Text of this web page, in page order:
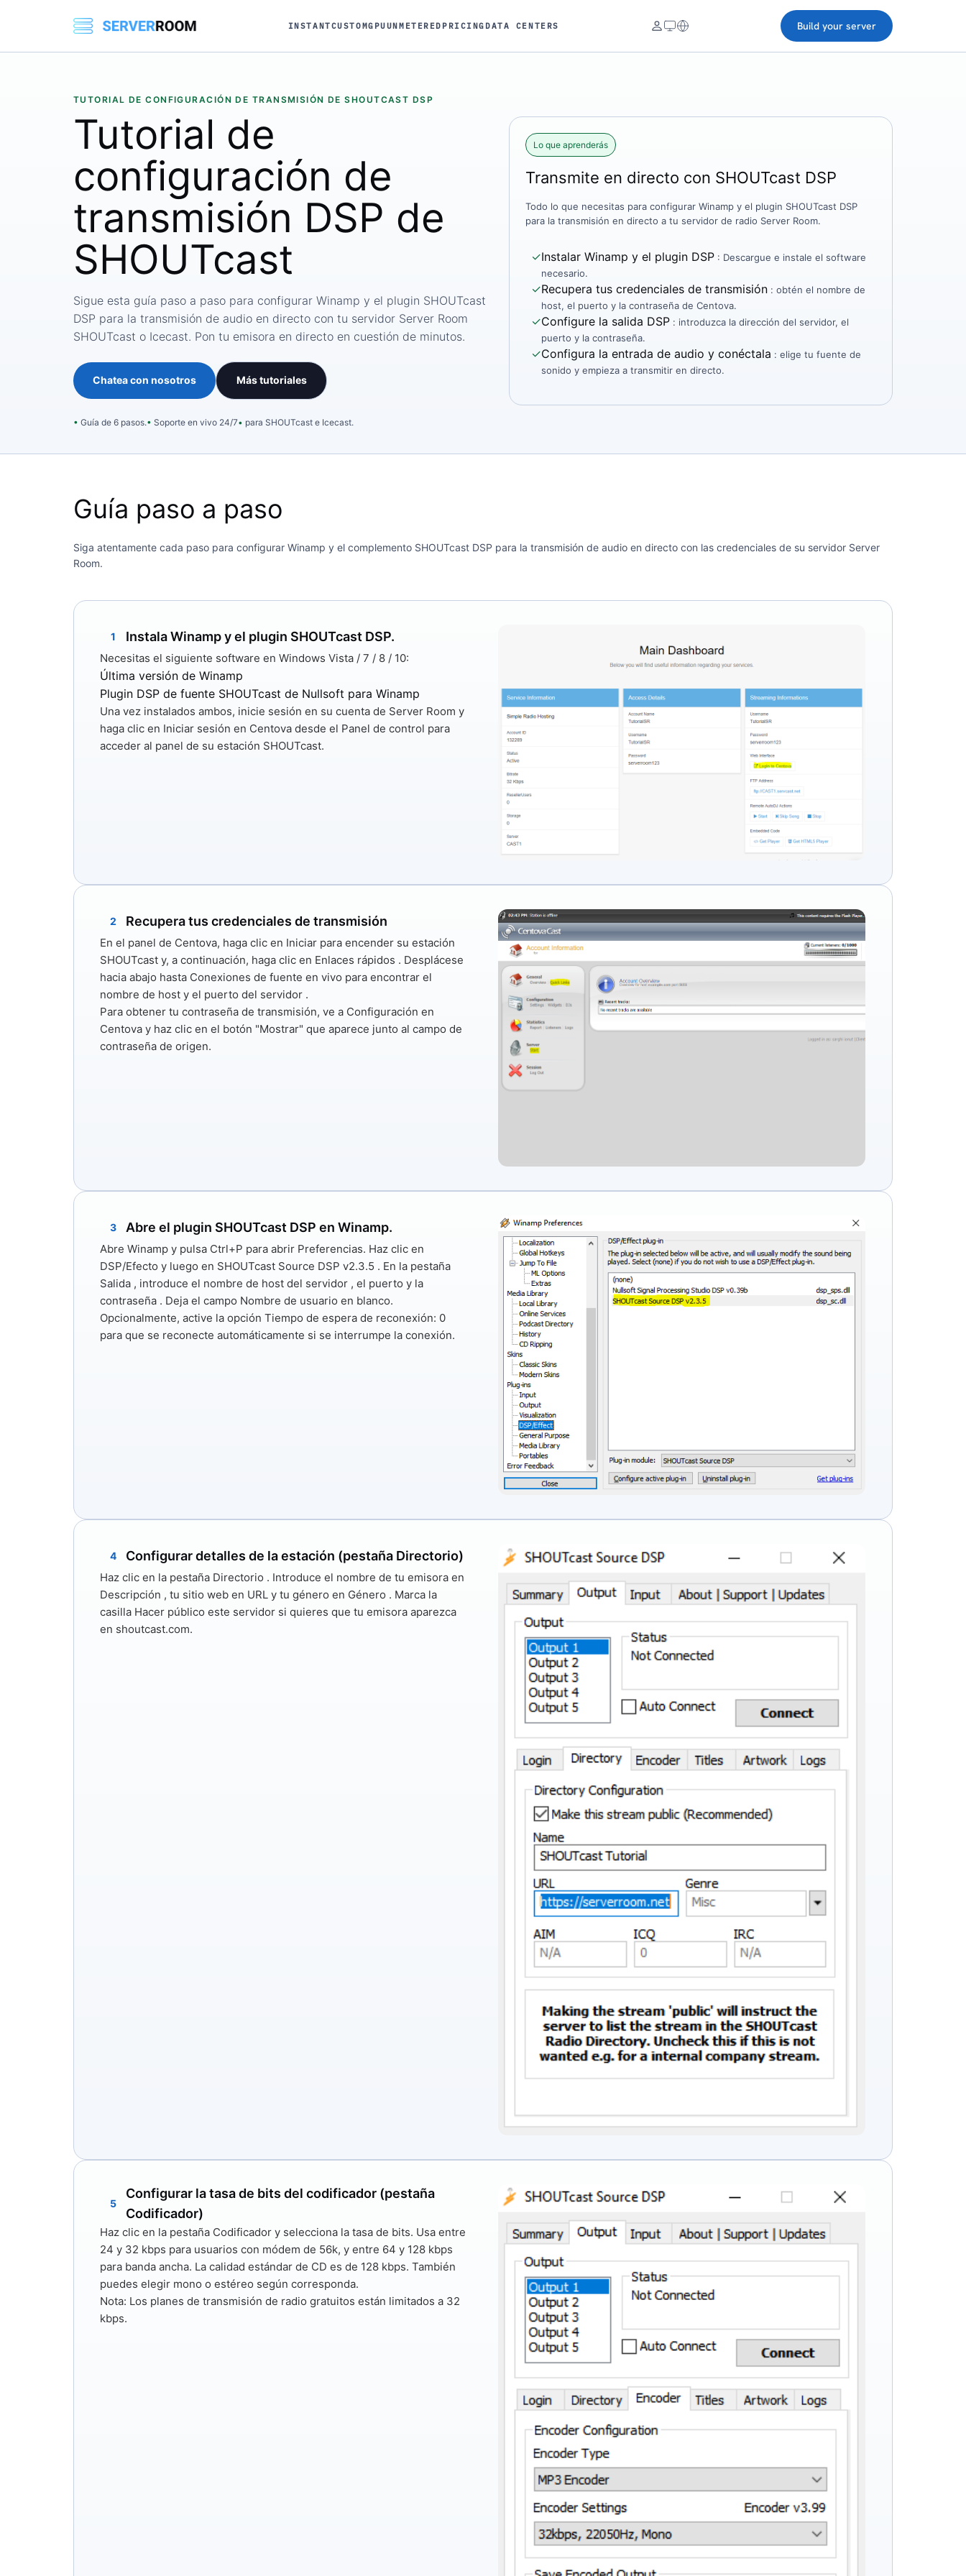
INSTANTCUSTOMGPUUNMETERED PRICING DATA CENTERS Build your server
TUTORIAL DE CONFIGURACIÓN DE TRANSMISIÓN DE SHOUTCAST DSP
Tutorial de
configuración de
transmisión DSP de
SHOUTcast
Sigue esta guía paso a paso para configurar Winamp y el plugin SHOUTcast
DSP para la transmisión de audio en directo con tu servidor Server Room
SHOUTcast o Icecast. Pon tu emisora ​​en directo en cuestión de minutos.
Chatea con nosotros Más tutoriales
Guía de 6 pasos. Soporte en vivo 24/7 para SHOUTcast e Icecast.
Lo que aprenderás
Transmite en directo con SHOUTcast DSP
Todo lo que necesitas para configurar Winamp y el plugin SHOUTcast DSP
para la transmisión en directo a tu servidor de radio Server Room.
✓Instalar Winamp y el plugin DSP : Descargue e instale el software
necesario.
✓Recupera tus credenciales de transmisión : obtén el nombre de
host, el puerto y la contraseña de Centova.
✓Configure la salida DSP : introduzca la dirección del servidor, el
puerto y la contraseña.
✓Configura la entrada de audio y conéctala : elige tu fuente de
sonido y empieza a transmitir en directo.
Guía paso a paso
Siga atentamente cada paso para configurar Winamp y el complemento SHOUTcast DSP para la transmisión de audio en directo con las credenciales de su servidor Server
Room.
1 Instala Winamp y el plugin SHOUTcast DSP.
Necesitas el siguiente software en Windows Vista / 7 / 8 / 10:
Última versión de Winamp
Plugin DSP de fuente SHOUTcast de Nullsoft para Winamp
Una vez instalados ambos, inicie sesión en su cuenta de Server Room y
haga clic en Iniciar sesión en Centova desde el Panel de control para
acceder al panel de su estación SHOUTcast.
2 Recupera tus credenciales de transmisión
En el panel de Centova, haga clic en Iniciar para encender su estación
SHOUTcast y, a continuación, haga clic en Enlaces rápidos . Desplácese
hacia abajo hasta Conexiones de fuente en vivo para encontrar el
nombre de host y el puerto del servidor .
Para obtener tu contraseña de transmisión, ve a Configuración en
Centova y haz clic en el botón "Mostrar" que aparece junto al campo de
contraseña de origen.
3 Abre el plugin SHOUTcast DSP en Winamp.
Abre Winamp y pulsa Ctrl+P para abrir Preferencias. Haz clic en
DSP/Efecto y luego en SHOUTcast Source DSP v2.3.5 . En la pestaña
Salida , introduce el nombre de host del servidor , el puerto y la
contraseña . Deja el campo Nombre de usuario en blanco.
Opcionalmente, active la opción Tiempo de espera de reconexión: 0
para que se reconecte automáticamente si se interrumpe la conexión.
4 Configurar detalles de la estación (pestaña Directorio)
Haz clic en la pestaña Directorio . Introduce el nombre de tu emisora ​​en
Descripción , tu sitio web en URL y tu género en Género . Marca la
casilla Hacer público este servidor si quieres que tu emisora ​​aparezca
en shoutcast.com.
5
Configurar la tasa de bits del codificador (pestaña
Codificador)
Haz clic en la pestaña Codificador y selecciona la tasa de bits. Usa entre
24 y 32 kbps para usuarios con módem de 56k, y entre 64 y 128 kbps
para banda ancha. La calidad estándar de CD es de 128 kbps. También
puedes elegir mono o estéreo según corresponda.
Nota: Los planes de transmisión de radio gratuitos están limitados a 32
kbps.